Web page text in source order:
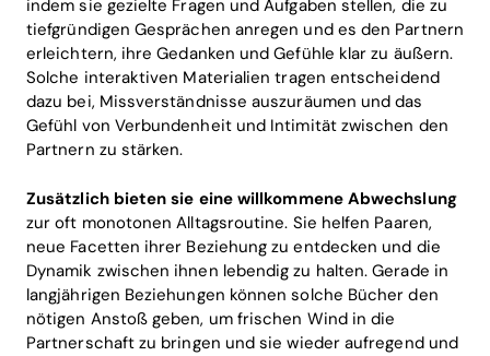
indem sie gezielte Fragen und Aufgaben stellen, die zu
tiefgründigen Gesprächen anregen und es den Partnern
erleichtern, ihre Gedanken und Gefühle klar zu äußern.
Solche interaktiven Materialien tragen entscheidend
dazu bei, Missverständnisse auszuräumen und das
Gefühl von Verbundenheit und Intimität zwischen den
Partnern zu stärken.
Zusätzlich bieten sie eine willkommene Abwechslung
zur oft monotonen Alltagsroutine. Sie helfen Paaren,
neue Facetten ihrer Beziehung zu entdecken und die
Dynamik zwischen ihnen lebendig zu halten. Gerade in
langjährigen Beziehungen können solche Bücher den
nötigen Anstoß geben, um frischen Wind in die
Partnerschaft zu bringen und sie wieder aufregend und